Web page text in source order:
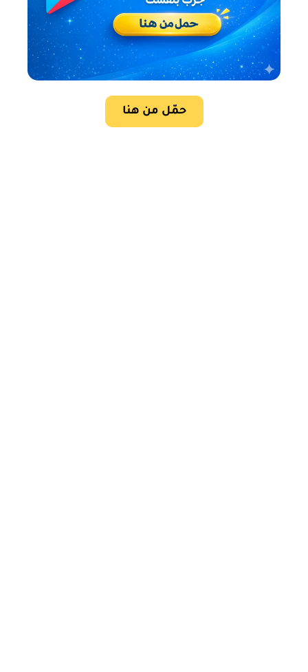
حمّل من هنا